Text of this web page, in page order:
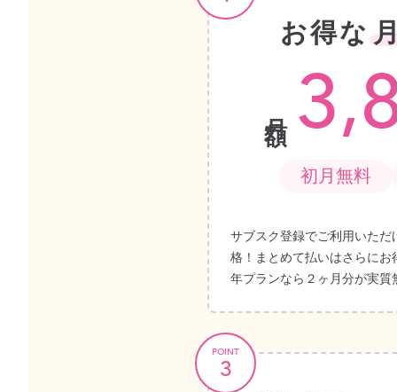
お得な
初月無料
サブスク登録でご利用いた
格！まとめて払いはさらにお
年プランなら２ヶ月分が実質
POINT
3